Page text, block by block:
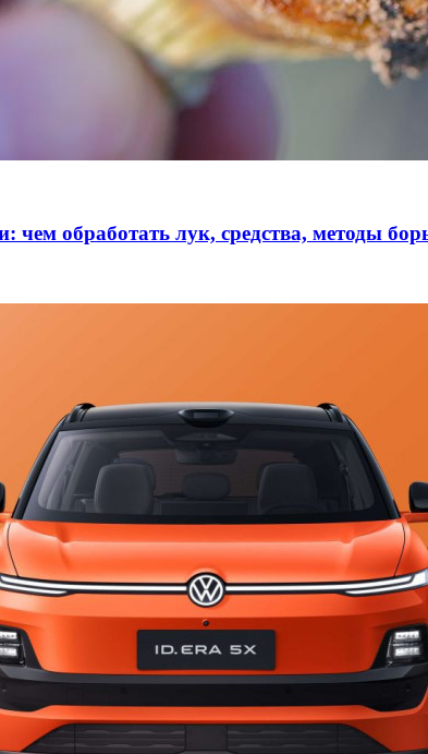
чем обработать лук, средства, методы